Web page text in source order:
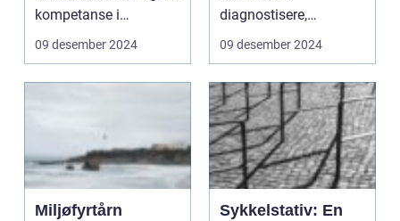
kompetanse i
håndtering a...
09 desember 2024
diagnostisere,
behandle og forebygge
09 desember 2024
Miljøfyrtårn
Sykkelstativ: En